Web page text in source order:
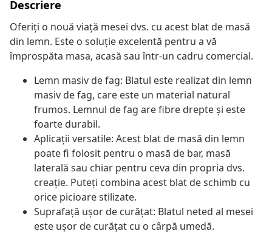
Descriere
Oferiți o nouă viață mesei dvs. cu acest blat de masă
din lemn. Este o soluție excelentă pentru a vă
împrospăta masa, acasă sau într-un cadru comercial.
Lemn masiv de fag: Blatul este realizat din lemn
masiv de fag, care este un material natural
frumos. Lemnul de fag are fibre drepte și este
foarte durabil.
Aplicații versatile: Acest blat de masă din lemn
poate fi folosit pentru o masă de bar, masă
laterală sau chiar pentru ceva din propria dvs.
creație. Puteți combina acest blat de schimb cu
orice picioare stilizate.
Suprafață ușor de curățat: Blatul neted al mesei
este ușor de curățat cu o cârpă umedă.